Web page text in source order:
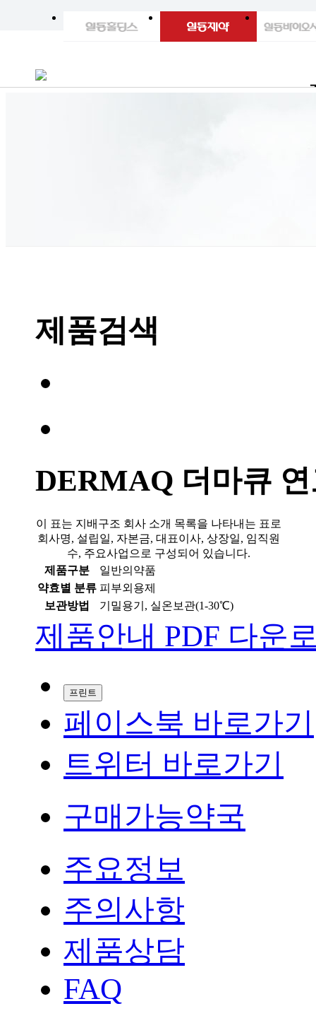
제품검색
DERMAQ 더마큐
이 표는 지배구조 회사 소개 목록을 나타내는 표로
회사명, 설립일, 자본금, 대표이사, 상장일, 임직원
수, 주요사업으로 구성되어 있습니다.
제품구분
일반의약품
약효별 분류 피부외용제
보관방법
기밀용기, 실온보관(1-30℃)
제품안내 PDF 다운
프린트
페이스북 바로가기
트위터 바로가기
구매가능약국
주요정보
주의사항
제품상담
FAQ